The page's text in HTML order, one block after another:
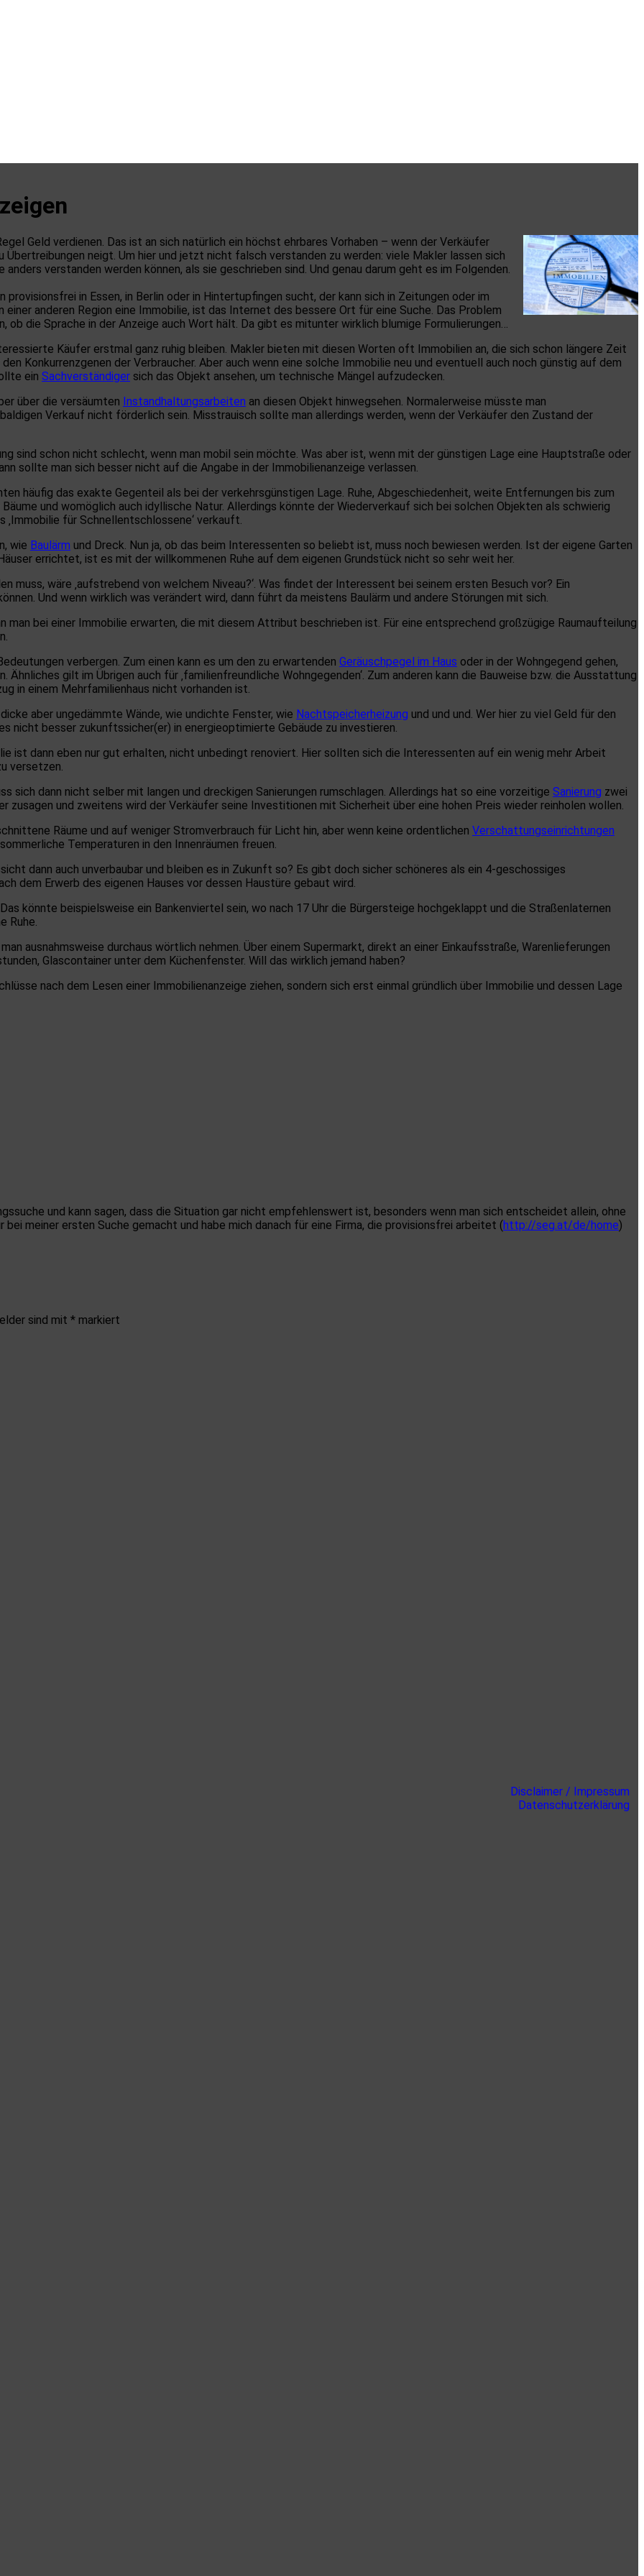
Geld verdienen. Das ist an sich natürlich ein höchst ehrbares Vorhaben – wenn der Verkäufer
neigt. Um hier und jetzt nicht falsch verstanden zu werden: viele Makler lassen sich
verstanden werden können, als sie geschrieben sind. Und genau darum geht es im Folgenden.
in Essen, in Berlin oder in Hintertupfingen sucht, der kann sich in Zeitungen oder im
anderen Region eine Immobilie, ist das Internet des bessere Ort für eine Suche. Das Problem
ob die Sprache in der Anzeige auch Wort hält. Da gibt es mitunter wirklich blumige Formulierungen…
Käufer erstmal ganz ruhig bleiben. Makler bieten mit diesen Worten oft Immobilien an, die sich schon längere Zeit
Konkurrenzgenen der Verbraucher. Aber auch wenn eine solche Immobilie neu und eventuell auch noch günstig auf dem
ein Sachverständiger sich das Objekt ansehen, um technische Mängel aufzudecken.
über die versäumten Instandhaltungsarbeiten an diesen Objekt hinwegsehen. Normalerweise müsste man
Verkauf nicht förderlich sein. Misstrauisch sollte man allerdings werden, wenn der Verkäufer den Zustand der
sind schon nicht schlecht, wenn man mobil sein möchte. Was aber ist, wenn mit der günstigen Lage eine Hauptstraße oder
sollte man sich besser nicht auf die Angabe in der Immobilienanzeige verlassen.
häufig das exakte Gegenteil als bei der verkehrsgünstigen Lage. Ruhe, Abgeschiedenheit, weite Entfernungen bis zum
und womöglich auch idyllische Natur. Allerdings könnte der Wiederverkauf sich bei solchen Objekten als schwierig
‚Immobilie für Schnellentschlossene‘ verkauft.
wie Baulärm und Dreck. Nun ja, ob das beim Interessenten so beliebt ist, muss noch bewiesen werden. Ist der eigene Garten
errichtet, ist es mit der willkommenen Ruhe auf dem eigenen Grundstück nicht so sehr weit her.
muss, wäre ‚aufstrebend von welchem Niveau?‘. Was findet der Interessent bei seinem ersten Besuch vor? Ein
Und wenn wirklich was verändert wird, dann führt da meistens Baulärm und andere Störungen mit sich.
man bei einer Immobilie erwarten, die mit diesem Attribut beschrieben ist. Für eine entsprechend großzügige Raumaufteilung
verbergen. Zum einen kann es um den zu erwartenden Geräuschpegel im Haus oder in der Wohngegend gehen,
gilt im Übrigen auch für ‚familienfreundliche Wohngegenden‘. Zum anderen kann die Bauweise bzw. die Ausstattung
in einem Mehrfamilienhaus nicht vorhanden ist.
aber ungedämmte Wände, wie undichte Fenster, wie Nachtspeicherheizung und und und. Wer hier zu viel Geld für den
nicht besser zukunftssicher(er) in energieoptimierte Gebäude zu investieren.
ist dann eben nur gut erhalten, nicht unbedingt renoviert. Hier sollten sich die Interessenten auf ein wenig mehr Arbeit
versetzen.
sich dann nicht selber mit langen und dreckigen Sanierungen rumschlagen. Allerdings hat so eine vorzeitige Sanierung zwei
und zweitens wird der Verkäufer seine Investitionen mit Sicherheit über eine hohen Preis wieder reinholen wollen.
Räume und auf weniger Stromverbrauch für Licht hin, aber wenn keine ordentlichen Verschattungseinrichtungen
Temperaturen in den Innenräumen freuen.
dann auch unverbaubar und bleiben es in Zukunft so? Es gibt doch sicher schöneres als ein 4-geschossiges
dem Erwerb des eigenen Hauses vor dessen Haustüre gebaut wird.
könnte beispielsweise ein Bankenviertel sein, wo nach 17 Uhr die Bürgersteige hochgeklappt und die Straßenlaternen
Ruhe.
ausnahmsweise durchaus wörtlich nehmen. Über einem Supermarkt, direkt an einer Einkaufsstraße, Warenlieferungen
Glascontainer unter dem Küchenfenster. Will das wirklich jemand haben?
nach dem Lesen einer Immobilienanzeige ziehen, sondern sich erst einmal gründlich über Immobilie und dessen Lage
und kann sagen, dass die Situation gar nicht empfehlenswert ist, besonders wenn man sich entscheidet allein, ohne
bei meiner ersten Suche gemacht und habe mich danach für eine Firma, die provisionsfrei arbeitet (http://seg.at/de/home)
sind mit * markiert
Disclaimer / Impressum
Datenschutzerklärung